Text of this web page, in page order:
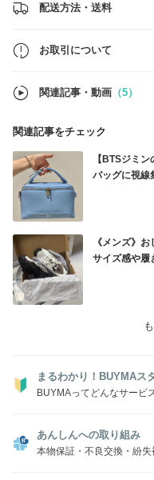
配送方法・送料
お取引について
関連記事・動画 （5）
関連記事をチェック
【BTSジミ
バッグに視線
《メンズ》
サイズ感や履
まるわかり！BUYMAス
BUYMAってどんなサービ
あんしんへの取り組み
本物保証・不良交換・紛失